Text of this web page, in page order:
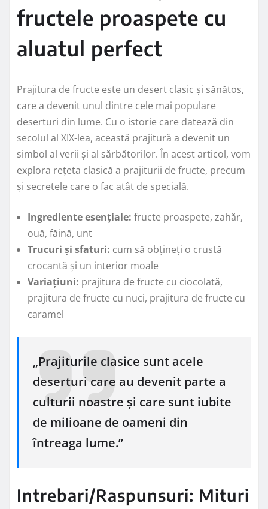
fructele proaspete cu
aluatul perfect
Prajitura de fructe este un desert clasic și sănătos,
care a devenit unul dintre cele mai populare
deserturi din lume. Cu o istorie care datează din
secolul al XIX-lea, această prajitură a devenit un
simbol al verii și al sărbătorilor. În acest articol, vom
explora rețeta clasică a prajiturii de fructe, precum
și secretele care o fac atât de specială.
Ingrediente esențiale: fructe proaspete, zahăr,
ouă, făină, unt
Trucuri și sfaturi: cum să obțineți o crustă
crocantă și un interior moale
Variațiuni: prajitura de fructe cu ciocolată,
prajitura de fructe cu nuci, prajitura de fructe cu
caramel
„Prajiturile clasice sunt acele
deserturi care au devenit parte a
culturii noastre și care sunt iubite
de milioane de oameni din
întreaga lume.”
Intrebari/Raspunsuri: Mituri